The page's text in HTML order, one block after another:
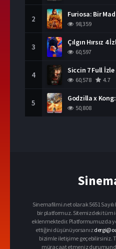
2 Furiosa: Bir
98,359
3 Çılgın Hırsız 4
60,597
4 Siccin 7 Full İzle
60,578 4.7
5 Godzilla x
50,808
Sinemafilmi.net olarak 5651
bir platformuz. Sitemizdeki tüm
eklenmektedir. Platformumuzda
ettiğini düşünüyorsanız
bizimle iletişime geçebilirsiniz.
müracaat etmeniz